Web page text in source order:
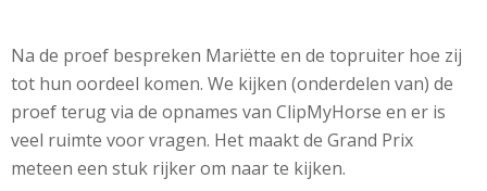
Na de proef bespreken Mariëtte en de topruiter hoe zij
tot hun oordeel komen. We kijken (onderdelen van) de
proef terug via de opnames van ClipMyHorse en er is
veel ruimte voor vragen. Het maakt de Grand Prix
meteen een stuk rijker om naar te kijken.